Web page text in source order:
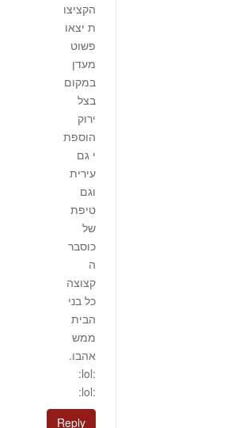
הקציצו
ת יצאו
פשוט
מעדן
במקום
בצל
ירוק
הוספת
י גם
עירית
וגם
טיפת
של
כוסבר
ה
קצוצה
כל בני
הבית
ממש
אהבו.
:lol:
:lol:
Reply